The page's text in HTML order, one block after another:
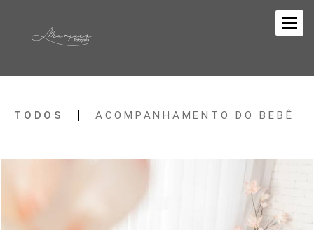
TODOS ACOMPANHAMENTO DO BEBÊ